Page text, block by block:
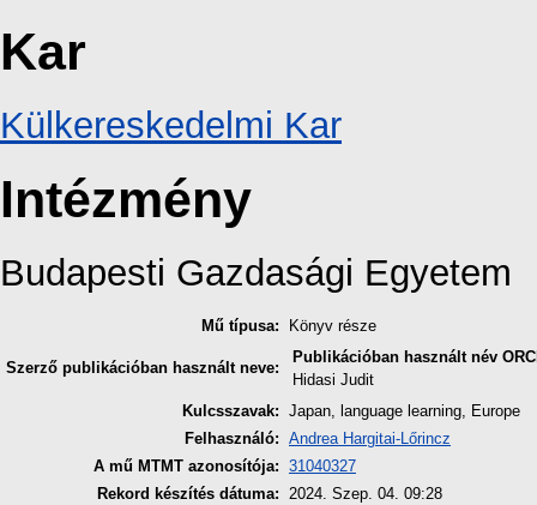
Kar
Külkereskedelmi Kar
Intézmény
Budapesti Gazdasági Egyetem
Mű típusa: Könyv része
Szerző publikációban használt neve:
Publikációban használt név
Hidasi Judit
Kulcsszavak: Japan, language learning, Europe
Felhasználó: Andrea Hargitai-Lőrincz
A mű MTMT azonosítója: 31040327
Rekord készítés dátuma: 2024. Szep. 04. 09:28